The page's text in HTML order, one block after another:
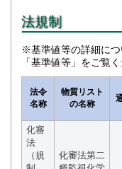
法規制
※基準値等の詳細に
「基準値等」をご覧く
法令
名称
物質リスト
の名称
化審
法
（規
化審法第二